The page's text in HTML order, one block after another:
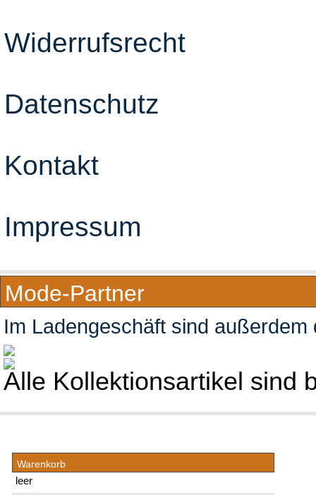
Widerrufsrecht
Datenschutz
Kontakt
Impressum
Mode-Partner
Im Ladengeschäft sind
Alle Kollektionsartikel sind
Warenkorb
leer